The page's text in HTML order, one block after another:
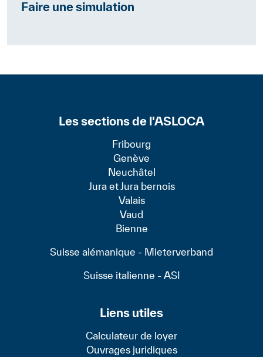
Faire une simulation
Les sections de l'ASLOCA
Fribourg
Genève
Neuchâtel
Jura et Jura bernois
Valais
Vaud
Bienne
Suisse alémanique - Mieterverband
Suisse italienne - ASI
Liens utiles
Calculateur de loyer
Ouvrages juridiques